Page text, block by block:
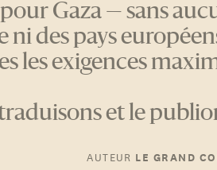
Gaza — sans
ni des pays
les exigences
et le
AUTEUR LE GRAND